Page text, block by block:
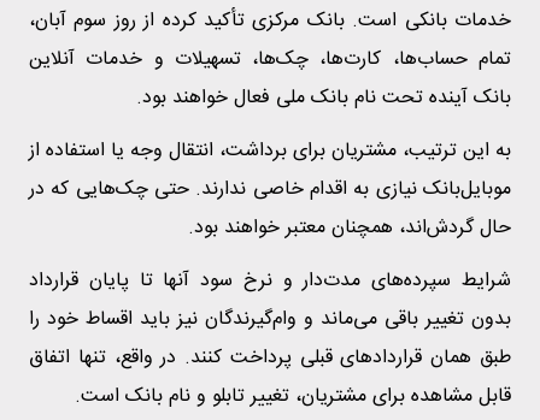
خدمات بانکی است. بانک مرکزی تأکید کرده از روز سوم آبان،
تمام حساب‌ها، کارت‌ها، چک‌ها، تسهیلات و خدمات آنلاین
بانک آینده تحت نام بانک ملی فعال خواهند بود.
به این ترتیب، مشتریان برای برداشت، انتقال وجه یا استفاده از
موبایل‌بانک نیازی به اقدام خاصی ندارند. حتی چک‌هایی که در
حال گردش‌اند، همچنان معتبر خواهند بود.
شرایط سپرده‌های مدت‌دار و نرخ سود آنها تا پایان قرارداد
بدون تغییر باقی می‌ماند و وام‌گیرندگان نیز باید اقساط خود را
طبق همان قراردادهای قبلی پرداخت کنند. در واقع، تنها اتفاق
قابل مشاهده برای مشتریان، تغییر تابلو و نام بانک است.